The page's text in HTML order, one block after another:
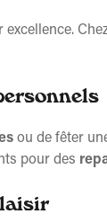
ou de fêter
pour des